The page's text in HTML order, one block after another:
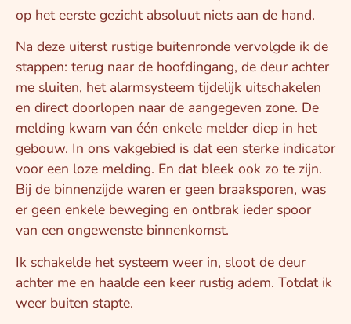
op het eerste gezicht absoluut niets aan de hand.
Na deze uiterst rustige buitenronde vervolgde ik de
stappen: terug naar de hoofdingang, de deur achter
me sluiten, het alarmsysteem tijdelijk uitschakelen
en direct doorlopen naar de aangegeven zone. De
melding kwam van één enkele melder diep in het
gebouw. In ons vakgebied is dat een sterke indicator
voor een loze melding. En dat bleek ook zo te zijn.
Bij de binnenzijde waren er geen braaksporen, was
er geen enkele beweging en ontbrak ieder spoor
van een ongewenste binnenkomst.
Ik schakelde het systeem weer in, sloot de deur
achter me en haalde een keer rustig adem. Totdat ik
weer buiten stapte.